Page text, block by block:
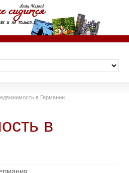
в Германии
в